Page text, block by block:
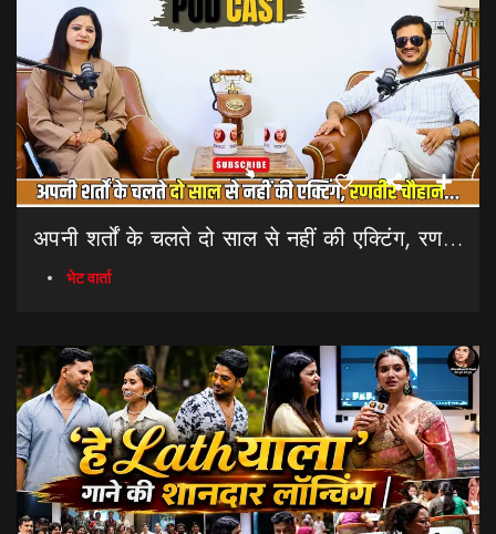
अपनी शर्तों के चलते दो साल से नहीं की एक्टिंग, रणवीर चौहान || Uttarakhand Cinema Untold Secrets
भेट वार्ता